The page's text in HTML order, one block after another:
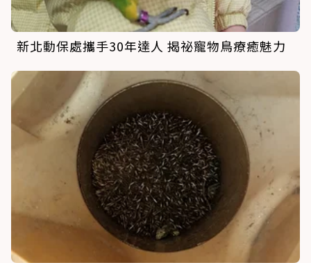
新北動保處攜手30年達人 揭祕寵物鳥療癒魅力